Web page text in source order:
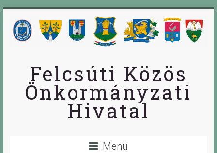
Felcsúti Közös
Önkormányzati
Hivatal
Menü